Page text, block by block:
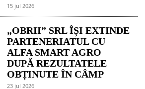
15 jul 2026
„OBRII” SRL ÎȘI EXTINDE
PARTENERIATUL CU
ALFA SMART AGRO
DUPĂ REZULTATELE
OBȚINUTE ÎN CÂMP
23 jul 2026